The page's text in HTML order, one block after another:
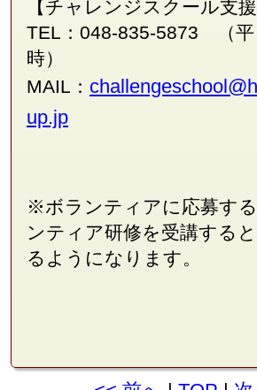
【チャレンジスクール支援
TEL：048-835-5873 （平
時）
MAIL：
up.jp
※ボランティアに応募す
ンティア研修を受講する
るようになります。